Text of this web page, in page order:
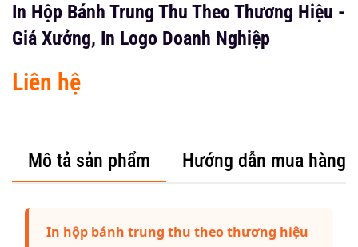
In Hộp Bánh Trung Thu Theo Thương Hiệu -
Giá Xưởng, In Logo Doanh Nghiệp
Liên hệ
Mô tả sản phẩm Hướng dẫn mua hàng
In hộp bánh trung thu theo thương hiệu